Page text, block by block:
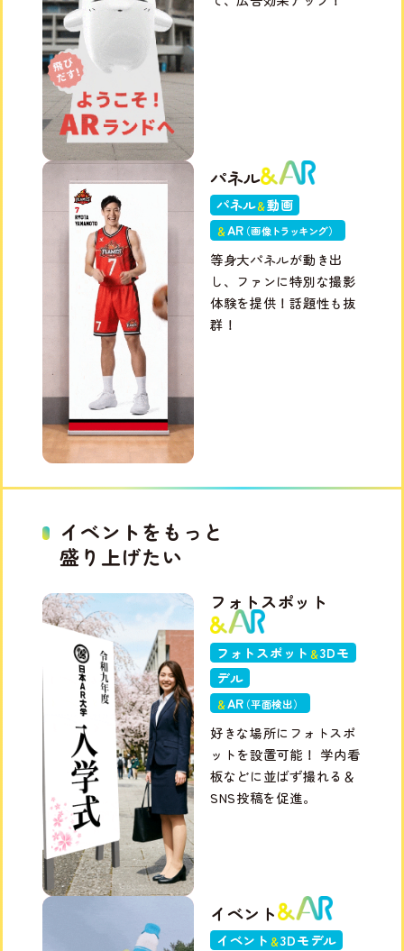
パネル
パネル＆動画
＆AR（画像トラッキング）
等身大パネルが動き出
し、ファンに特別な撮影
体験を提供！話題性も抜
群！
イベントをもっと
盛り上げたい
フォトスポット
フォトスポット ＆3Dモ
デル
＆AR（平面検出）
好きな場所にフォトスポ
ットを設置可能！ 学内看
板などに並ばず撮れる＆
SNS投稿を促進。
イベント
イベント ＆3Dモデル